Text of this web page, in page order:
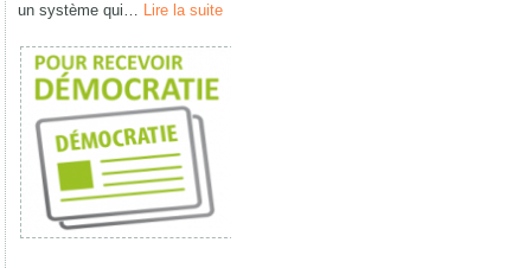
un système qui… Lire la suite